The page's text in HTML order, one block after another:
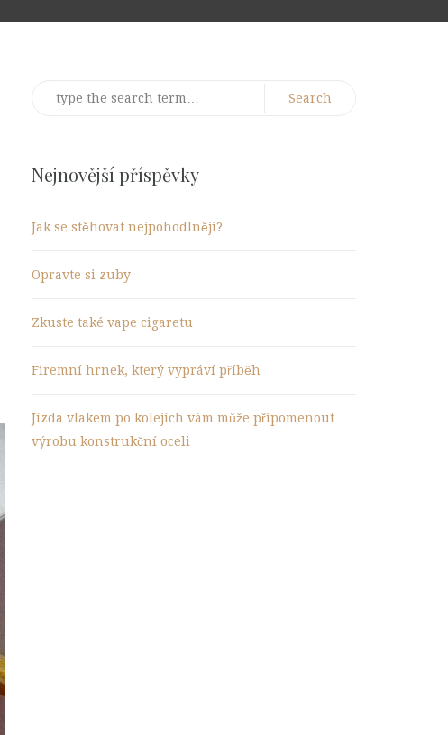
Search
Nejnovější příspěvky
Jak se stěhovat nejpohodlněji?
Opravte si zuby
Zkuste také vape cigaretu
Firemní hrnek, který vypráví příběh
Jízda vlakem po kolejích vám může připomenout
výrobu konstrukční oceli